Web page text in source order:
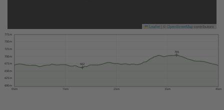
Leaflet OpenStreetMapcontributors
0 km 1 km 2 km 3 km 4 km
600 m
625 m
650 m
675 m
700 m
725 m
750 m
775 m
662
705